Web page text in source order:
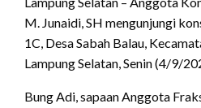
M. Junaidi, SH mengunjungi
1C, Desa Sabah Balau,
Lampung Selatan, Senin (4/9/
Bung Adi, sapaan Anggota